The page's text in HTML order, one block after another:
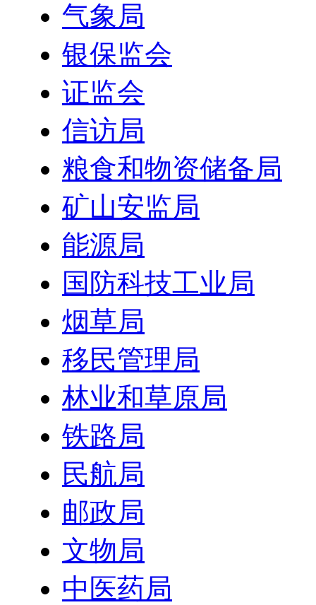
气象局
银保监会
证监会
信访局
粮食和物资储备局
矿山安监局
能源局
国防科技工业局
烟草局
移民管理局
林业和草原局
铁路局
民航局
邮政局
文物局
中医药局